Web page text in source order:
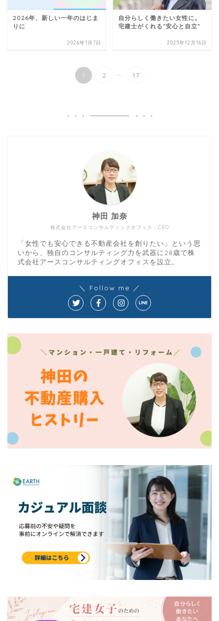
2026年、新しい一年のはじま
りに
2026年1月7日
自分らしく働きたい女性に。
宅建士がくれる“安心と自立”
2025年12月16日
1 2 ... 17
株式会社アースコンサルティングオフィス：CEO
神田 加奈
「女性でも安心できる不動産会社を創りたい」という思
いから、独自のコンサルティング力を武器に28歳で株
式会社アースコンサルティングオフィスを設立。
＼ Follow me ／